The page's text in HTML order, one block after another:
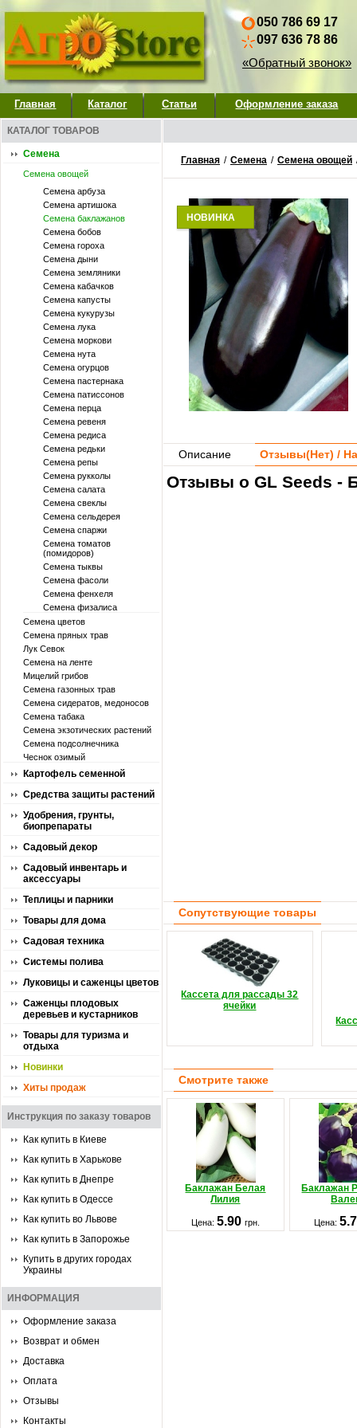
050 786 69 17
097 636 78 86
«Обратный звонок»
Главная Каталог Статьи Оформление заказа
КАТАЛОГ ТОВАРОВ
Семена
Семена овощей
Семена арбуза
Семена артишока
Семена баклажанов
Семена бобов
Семена гороха
Семена дыни
Семена земляники
Семена кабачков
Семена капусты
Семена кукурузы
Семена лука
Семена моркови
Семена нута
Семена огурцов
Семена пастернака
Семена патиссонов
Семена перца
Семена ревеня
Семена редиса
Семена редьки
Семена репы
Семена рукколы
Семена салата
Семена свеклы
Семена сельдерея
Семена спаржи
Семена томатов
(помидоров)
Семена тыквы
Семена фасоли
Семена фенхеля
Семена физалиса
Семена цветов
Семена пряных трав
Лук Севок
Семена на ленте
Мицелий грибов
Семена газонных трав
Семена сидератов, медоносов
Семена табака
Семена экзотических растений
Семена подсолнечника
Чеснок озимый
Картофель семенной
Средства защиты растений
Удобрения, грунты,
биопрепараты
Садовый декор
Садовый инвентарь и
аксессуары
Теплицы и парники
Товары для дома
Садовая техника
Системы полива
Луковицы и саженцы цветов
Саженцы плодовых
деревьев и кустарников
Товары для туризма и
отдыха
Новинки
Хиты продаж
Инструкция по заказу товаров
Как купить в Киеве
Как купить в Харькове
Как купить в Днепре
Как купить в Одессе
Как купить во Львове
Как купить в Запорожье
Купить в других городах
Украины
ИНФОРМАЦИЯ
Оформление заказа
Возврат и обмен
Доставка
Оплата
Отзывы
Контакты
Главная / Семена / Семена овощей
НОВИНКА
Описание Отзывы(Нет) /
Отзывы о GL Seeds -
Сопутствующие товары
Кассета для рассады 32
ячейки
Смотрите также
Баклажан Белая
Лилия
Баклажан
Цена: 5.90 грн. Цена: